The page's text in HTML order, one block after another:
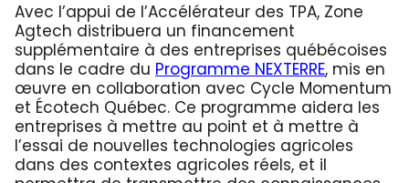
Avec l’appui de l’Accélérateur des TPA, Zone
Agtech distribuera un financement
supplémentaire à des entreprises québécoises
dans le cadre du Programme NEXTERRE, mis en
œuvre en collaboration avec Cycle Momentum
et Écotech Québec. Ce programme aidera les
entreprises à mettre au point et à mettre à
l’essai de nouvelles technologies agricoles
dans des contextes agricoles réels, et il